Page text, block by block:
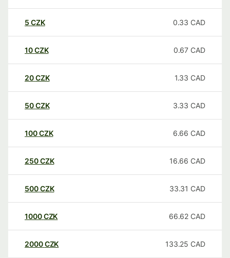
5 CZK 0.33 CAD
10CZK 0.67 CAD
20CZK 1.33 CAD
50CZK 3.33 CAD
100CZK 6.66 CAD
250CZK 16.66 CAD
500CZK 33.31 CAD
1000CZK 66.62 CAD
2000CZK 133.25 CAD